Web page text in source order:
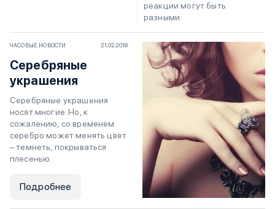
реакции могут быть
разными.
ЧАСОВЫЕ НОВОСТИ 21.02.2018
Серебряные
украшения
Серебряные украшения
носят многие. Но, к
сожалению, со временем
серебро может менять цвет
– темнеть, покрываться
плесенью.
Подробнее